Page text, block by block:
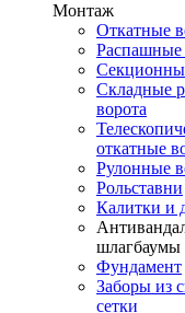
Монтаж
Откатные
Распашные
Складные
ворота
откатные
Рулонные
Рольставни
Калитки и
шлагбаумы
Фундамент
Заборы из
сетки